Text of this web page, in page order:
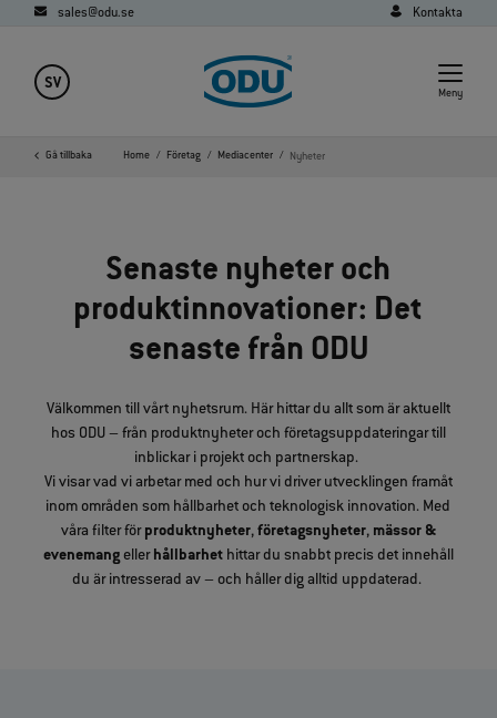
sales@odu.se Kontakta
SV
Meny
Gå tillbaka Home Företag Mediacenter Nyheter
Senaste nyheter och
produktinnovationer: Det
senaste från ODU
Välkommen till vårt nyhetsrum. Här hittar du allt som är aktuellt
hos ODU – från produktnyheter och företagsuppdateringar till
inblickar i projekt och partnerskap.
Vi visar vad vi arbetar med och hur vi driver utvecklingen framåt
inom områden som hållbarhet och teknologisk innovation. Med
våra filter förproduktnyheter,företagsnyheter, mässor &
evenemangellerhållbarhethittar du snabbt precis det innehåll
du är intresserad av – och håller dig alltid uppdaterad.